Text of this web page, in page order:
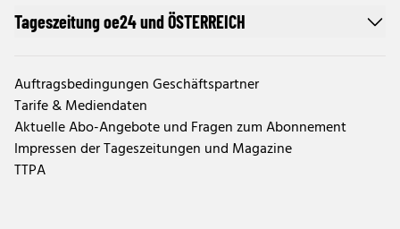
Tageszeitung oe24 und ÖSTERREICH
Auftragsbedingungen Geschäftspartner
Tarife & Mediendaten
Aktuelle Abo-Angebote und Fragen zum Abonnement
Impressen der Tageszeitungen und Magazine
TTPA